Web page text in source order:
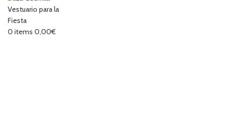
0 items 0,00€